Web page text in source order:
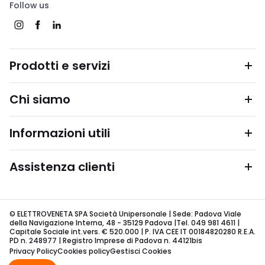
Follow us
Prodotti e servizi
Chi siamo
Informazioni utili
Assistenza clienti
© ELETTROVENETA SPA Società Unipersonale | Sede: Padova Viale
della Navigazione Interna, 48 - 35129 Padova |Tel. 049 981 4611 |
Capitale Sociale int.vers. € 520.000 | P. IVA CEE IT 00184820280 R.E.A.
PD n. 248977 | Registro Imprese di Padova n. 44121bis
Privacy PolicyCookies policyGestisci Cookies